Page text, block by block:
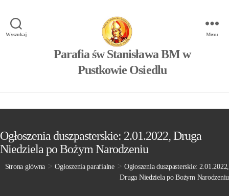
Wyszukaj
Parafia św Stanisława BM w
Pustkowie Osiedlu
Menu
Ogłoszenia duszpasterskie: 2.01.2022, Druga
Niedziela po Bożym Narodzeniu
Strona główna >Ogłoszenia parafialne> Ogłoszenia duszpasterskie: 2.01.2022,
Druga Niedziela po Bożym Narodzeniu